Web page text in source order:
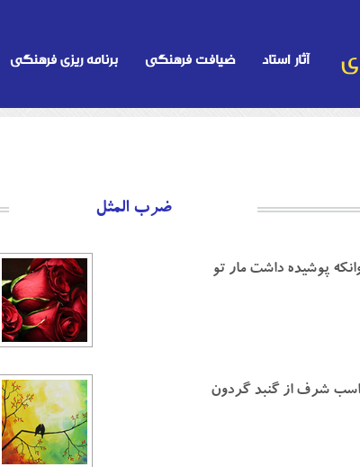
آثار استاد ضیافت فرهنگی برنامه ریزی فرهنگی
ضرب المثل
پوشيده داشت مار تو
اسب شرف از گنبد گردون